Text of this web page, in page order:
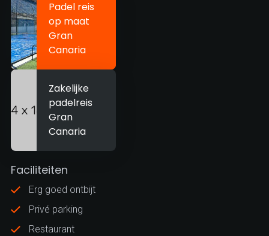
Padel reis
op maat
Gran
Canaria
Zakelijke
padelreis
Gran
Canaria
Faciliteiten
Erg goed ontbijt
Privé parking
Restaurant